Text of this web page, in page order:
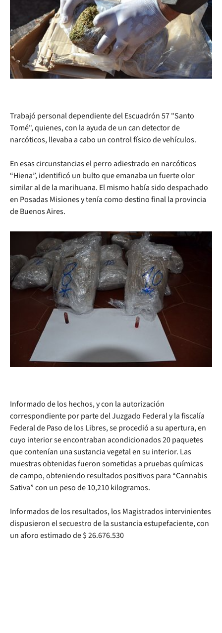
Trabajó personal dependiente del Escuadrón 57 "Santo
Tomé", quienes, con la ayuda de un can detector de
narcóticos, llevaba a cabo un control físico de vehículos.
En esas circunstancias el perro adiestrado en narcóticos
“Hiena”, identificó un bulto que emanaba un fuerte olor
similar al de la marihuana. El mismo había sido despachado
en Posadas Misiones y tenía como destino final la provincia
de Buenos Aires.
Informado de los hechos, y con la autorización
correspondiente por parte del Juzgado Federal y la fiscalía
Federal de Paso de los Libres, se procedió a su apertura, en
cuyo interior se encontraban acondicionados 20 paquetes
que contenían una sustancia vegetal en su interior. Las
muestras obtenidas fueron sometidas a pruebas químicas
de campo, obteniendo resultados positivos para “Cannabis
Sativa” con un peso de 10,210 kilogramos.
Informados de los resultados, los Magistrados intervinientes
dispusieron el secuestro de la sustancia estupefaciente, con
un aforo estimado de $ 26.676.530